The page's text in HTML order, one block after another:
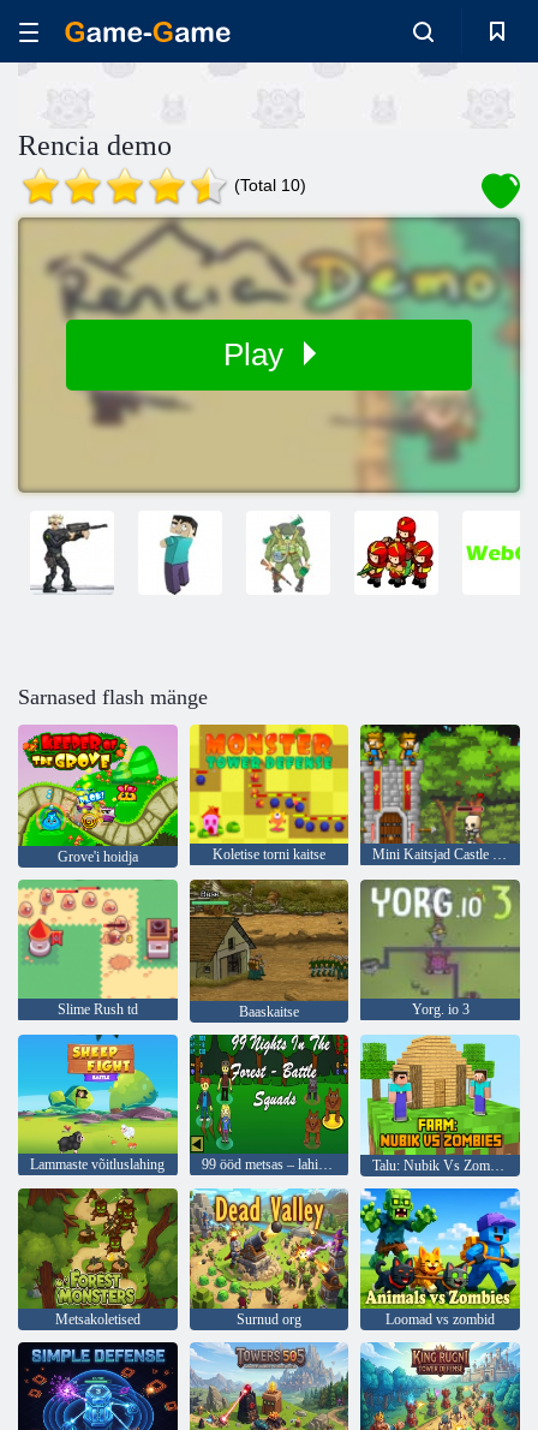
Rencia demo
(Total 10)
Play
Sarnased flash mänge
Grove'i hoidja Koletise torni kaitse Mini Kaitsjad Castle Defense
Slime Rush td Baaskaitse Yorg. io 3
Lammaste võitluslahing 99 ööd metsas – lahingusalgad Talu: Nubik Vs Zombies
Metsakoletised Surnud org Loomad vs zombid